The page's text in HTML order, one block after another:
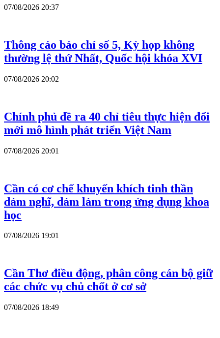
07/08/2026 20:37
Thông cáo báo chí số 5, Kỳ họp không
thường lệ thứ Nhất, Quốc hội khóa XVI
07/08/2026 20:02
Chính phủ đề ra 40 chỉ tiêu thực hiện đổi
mới mô hình phát triển Việt Nam
07/08/2026 20:01
Cần có cơ chế khuyến khích tinh thần
dám nghĩ, dám làm trong ứng dụng khoa
học
07/08/2026 19:01
Cần Thơ điều động, phân công cán bộ giữ
các chức vụ chủ chốt ở cơ sở
07/08/2026 18:49